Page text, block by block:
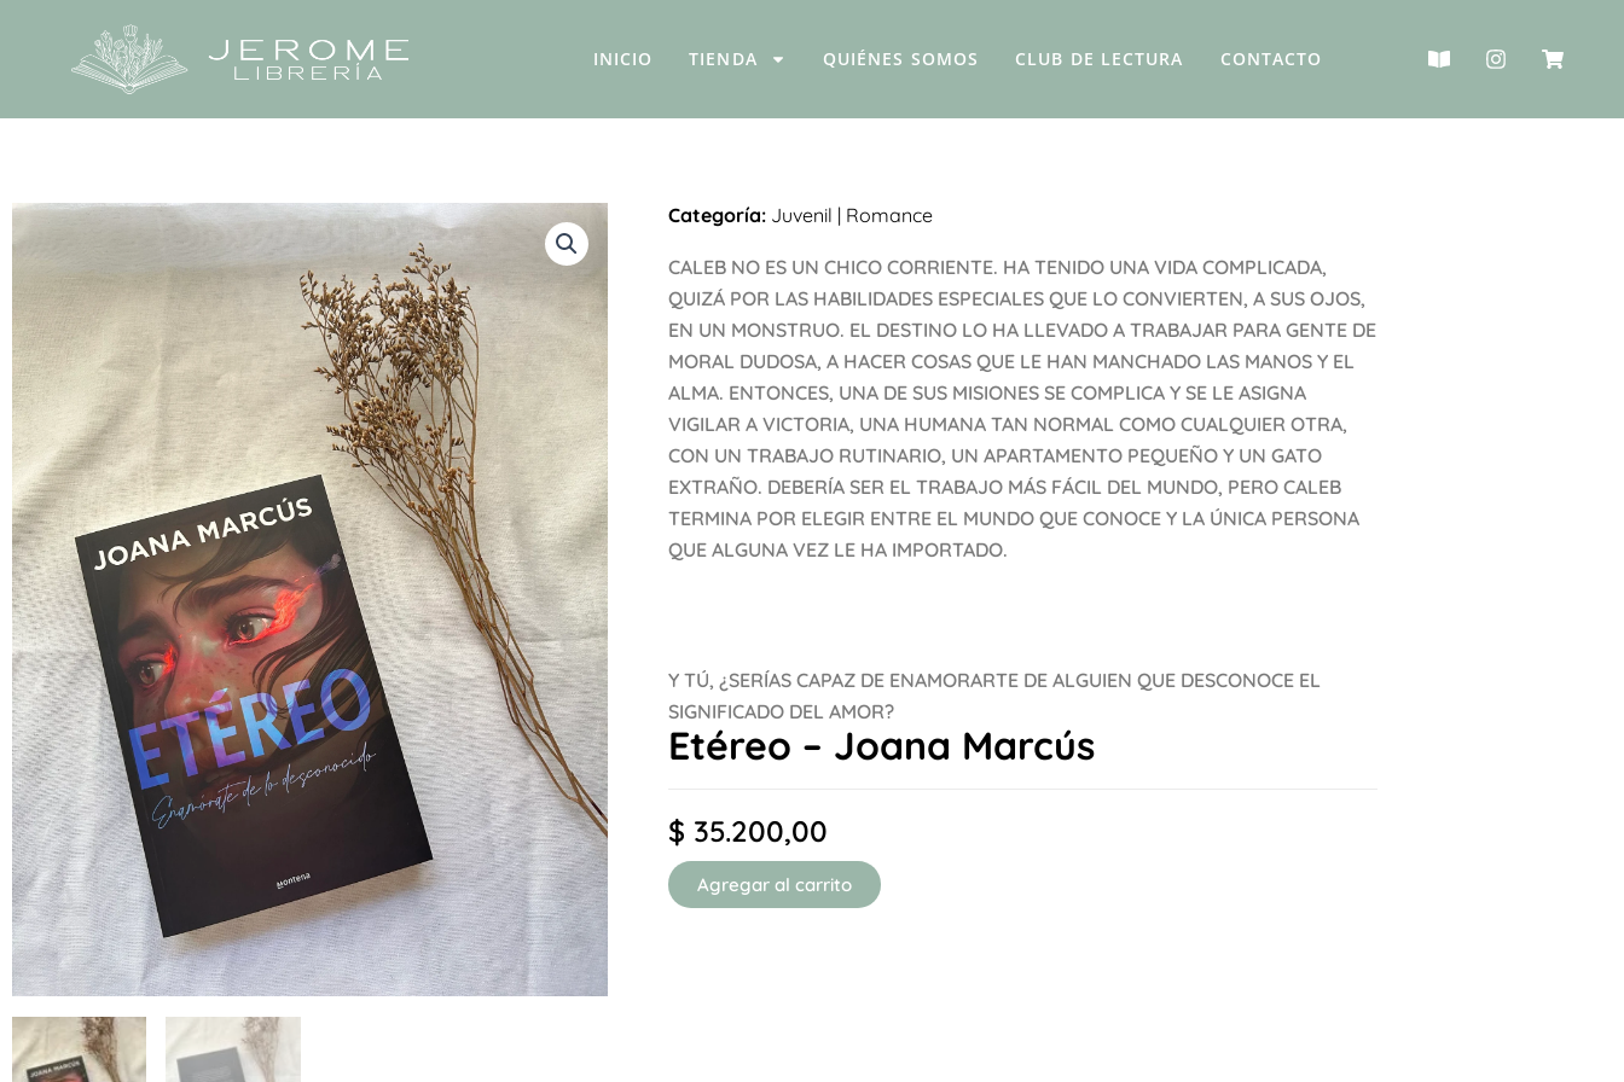
INICIO TIENDA QUIÉNES SOMOS CLUB DE LECTURA CONTACTO B
o
I
n
S
h
Categoría: Juvenil | Romance
CALEB NO ES UN CHICO CORRIENTE. HA TENIDO UNA VIDA COMPLICADA,
QUIZÁ POR LAS HABILIDADES ESPECIALES QUE LO CONVIERTEN, A SUS OJOS,
EN UN MONSTRUO. EL DESTINO LO HA LLEVADO A TRABAJAR PARA GENTE DE
MORAL DUDOSA, A HACER COSAS QUE LE HAN MANCHADO LAS MANOS Y EL
ALMA. ENTONCES, UNA DE SUS MISIONES SE COMPLICA Y SE LE ASIGNA
VIGILAR A VICTORIA, UNA HUMANA TAN NORMAL COMO CUALQUIER OTRA,
CON UN TRABAJO RUTINARIO, UN APARTAMENTO PEQUEÑO Y UN GATO
EXTRAÑO. DEBERÍA SER EL TRABAJO MÁS FÁCIL DEL MUNDO, PERO CALEB
TERMINA POR ELEGIR ENTRE EL MUNDO QUE CONOCE Y LA ÚNICA PERSONA
QUE ALGUNA VEZ LE HA IMPORTADO.
Y TÚ, ¿SERÍAS CAPAZ DE ENAMORARTE DE ALGUIEN QUE DESCONOCE EL
SIGNIFICADO DEL AMOR?
Etéreo – Joana Marcús
$ 35.200,00
Agregar al carrito